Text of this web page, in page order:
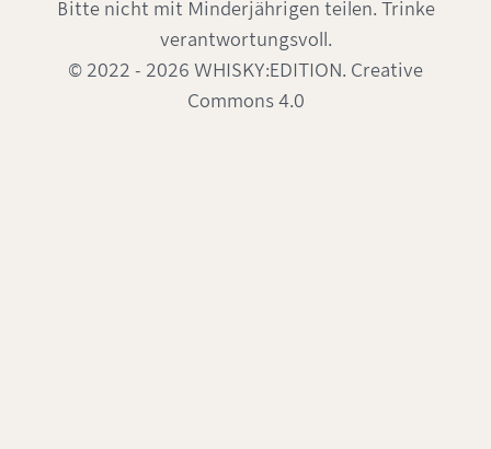
Bitte nicht mit Minderjährigen teilen. Trinke
verantwortungsvoll.
© 2022 - 2026 WHISKY:EDITION. Creative
Commons 4.0